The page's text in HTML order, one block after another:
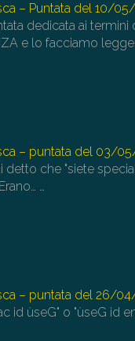
– Puntata del 10/
dedicata ai
e lo facciamo
– puntata del 03/
detto che "siete
…
– puntata del 26/
id ùseG" o "ùseG id